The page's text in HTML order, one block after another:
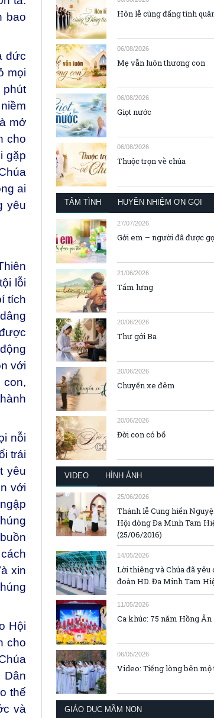
bao
đức
mọi
phút
mở
cho
gặp
ai
yêu
lỗi
tích
với
nỗi
trái
yêu
với
xin
Hội
cho
Dân
thế
và
Hôn lễ cùng đấng tình
06/08/2026
Mẹ vẫn luôn thương con
06/08/2026
Giọt nước
06/08/2026
Thuộc trọn về chúa
TÂM TÌNH HUYỀN NHIỆM ƠN GỌI
27/07/2026
Gởi em – người đã được
21/06/2026
Tấm lưng
20/06/2026
Thư gởi Ba
20/06/2026
Chuyến xe đêm
20/06/2026
Đời con có bố
VIDEO HÌNH ẢNH
25/06/2026
Thánh lễ Cung hiến
Hội dòng Đa Minh Tam
(25/06/2016)
14/05/2026
Lời thiêng và Chúa đã yêu
đoàn HD. Đa Minh Tam
11/05/2026
Ca khúc: 75 năm Hồng Ân
06/05/2026
Video: Tiếng lòng bên mộ
GIÁO DỤC MẦM NON